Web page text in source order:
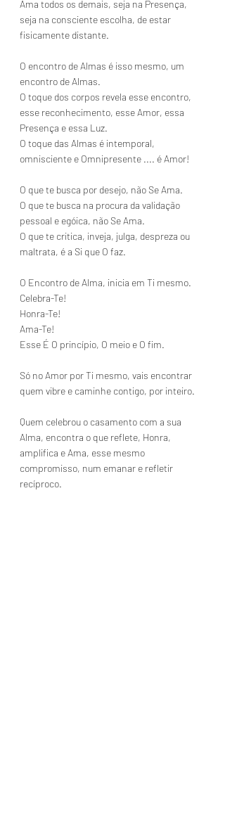
Ama todos os demais, seja na Presença,
seja na consciente escolha, de estar
fisicamente distante.
O encontro de Almas é isso mesmo, um
encontro de Almas.
O toque dos corpos revela esse encontro,
esse reconhecimento, esse Amor, essa
Presença e essa Luz.
O toque das Almas é intemporal,
omnisciente e Omnipresente .... é Amor!
O que te busca por desejo, não Se Ama.
O que te busca na procura da validação
pessoal e egóica, não Se Ama.
O que te critica, inveja, julga, despreza ou
maltrata, é a Si que O faz.
O Encontro de Alma, inicia em Ti mesmo.
Celebra-Te!
Honra-Te!
Ama-Te!
Esse É O princípio, O meio e O fim.
Só no Amor por Ti mesmo, vais encontrar
quem vibre e caminhe contigo, por inteiro.
Quem celebrou o casamento com a sua
Alma, encontra o que reflete, Honra,
amplifica e Ama, esse mesmo
compromisso, num emanar e refletir
recíproco.